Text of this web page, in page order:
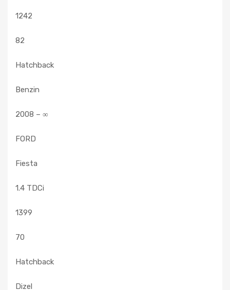
1242
82
Hatchback
Benzin
2008 – ∞
FORD
Fiesta
1.4 TDCi
1399
70
Hatchback
Dizel